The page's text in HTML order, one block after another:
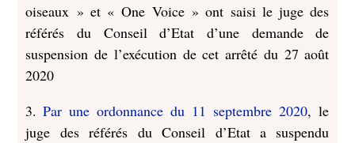
oiseaux » et « One Voice » ont saisi le juge des
référés du Conseil d’Etat d’une demande de
suspension de l’exécution de cet arrêté du 27 août
2020
3.Par une ordonnance du 11 septembre 2020, le
juge des référés du Conseil d’Etat a suspendu